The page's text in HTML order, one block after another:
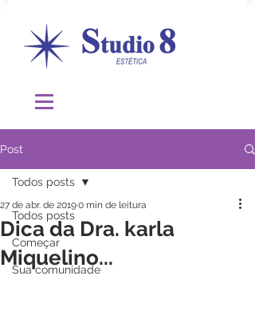
Post
Todos posts
Começar
Sua comunidade
Todos posts
Dica da Dra. karla
Miquelino...
27 de abr. de 20190 min de leitura